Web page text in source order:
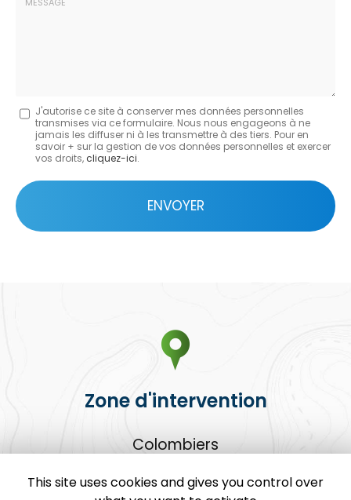
Message
J'autorise ce site à conserver mes données personnelles
transmises via ce formulaire. Nous nous engageons à ne
jamais les diffuser ni à les transmettre à des tiers. Pour en
savoir + sur la gestion de vos données personnelles et exercer
vos droits, cliquez-ici.
Acceptation
RGPD
*
ENVOYER
Zone d'intervention
Colombiers
Sauvian
This site uses cookies and gives you control over